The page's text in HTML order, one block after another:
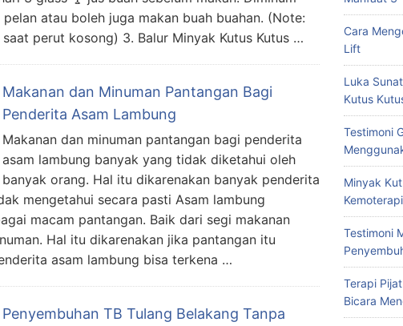
atau boleh juga makan buah buahan. (Note:
perut kosong) 3. Balur Minyak Kutus Kutus …
Makanan dan Minuman Pantangan Bagi
Penderita Asam Lambung
Makanan dan minuman pantangan bagi penderita
asam lambung banyak yang tidak diketahui oleh
banyak orang. Hal itu dikarenakan banyak penderita
mengetahui secara pasti Asam lambung
macam pantangan. Baik dari segi makanan
Hal itu dikarenakan jika pantangan itu
asam lambung bisa terkena …
Penyembuhan TB Tulang Belakang Tanpa
Cara
Lift
Luka
Kutus
Testimoni
Minyak
Testimoni
Terapi
Bicara